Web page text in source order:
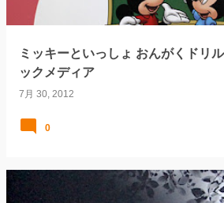
ミッキーといっしょ おんがくドリ
ックメディア
7月 30, 2012
0